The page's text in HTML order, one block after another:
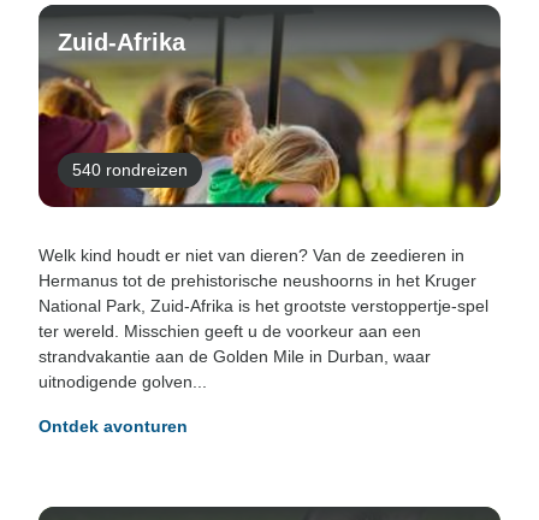
Zuid-Afrika
540 rondreizen
Welk kind houdt er niet van dieren? Van de zeedieren in
Hermanus tot de prehistorische neushoorns in het Kruger
National Park, Zuid-Afrika is het grootste verstoppertje-spel
ter wereld. Misschien geeft u de voorkeur aan een
strandvakantie aan de Golden Mile in Durban, waar
uitnodigende golven...
Ontdek avonturen